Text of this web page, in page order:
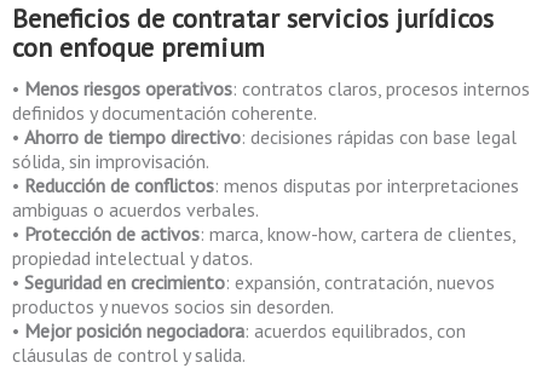
Beneficios de contratarservicios jurídicos
con enfoque premium
• Menos riesgos operativos: contratos claros, procesos internos
definidos y documentación coherente.
• Ahorro de tiempo directivo: decisiones rápidas con base legal
sólida, sin improvisación.
• Reducción de conflictos: menos disputas por interpretaciones
ambiguas o acuerdos verbales.
• Protección de activos: marca, know-how, cartera de clientes,
propiedad intelectual y datos.
• Seguridad en crecimiento: expansión, contratación, nuevos
productos y nuevos socios sin desorden.
• Mejor posición negociadora: acuerdos equilibrados, con
cláusulas de control y salida.